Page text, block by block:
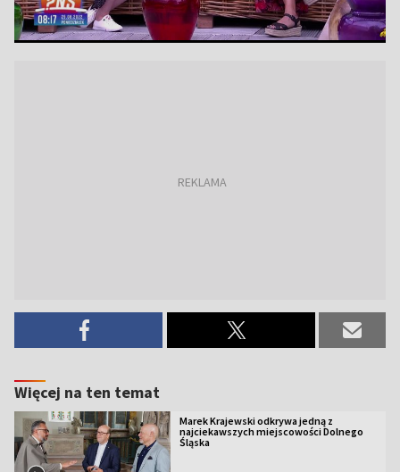
Więcej na ten temat
Marek Krajewski odkrywa jedną z
najciekawszych miejscowości Dolnego
Śląska